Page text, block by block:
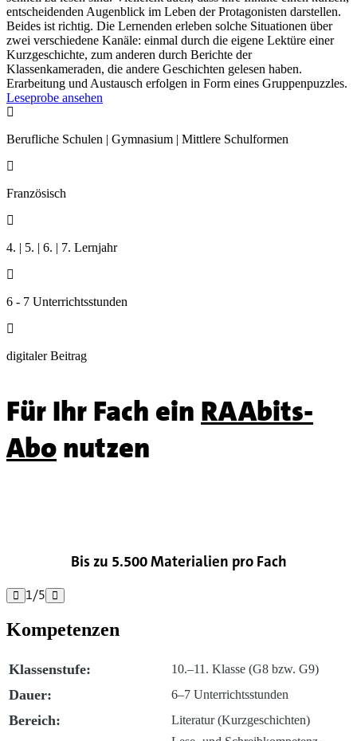
entscheidenden Augenblick im Leben der Protagonisten darstellen.
Beides ist richtig. Die Lernenden erleben solche Situationen über
zwei verschiedene Kanäle: einmal durch die eigene Lektüre einer
Kurzgeschichte, zum anderen durch Berichte der
Klassenkameraden, die andere Geschichten gelesen haben.
Erarbeitung und Austausch erfolgen in Form eines Gruppenpuzzles.
Leseprobe ansehen

Berufliche Schulen | Gymnasium | Mittlere Schulformen

Französisch

4. | 5. | 6. | 7. Lernjahr

6 - 7 Unterrichtsstunden

digitaler Beitrag
Für Ihr Fach ein RAAbits-
Abonutzen
Bis zu 5.500 Materialien pro Fach
 1/5 
Kompetenzen
Klassenstufe: 10.–11. Klasse (G8 bzw. G9)
Dauer: 6–7 Unterrichtsstunden
Bereich: Literatur (Kurzgeschichten)